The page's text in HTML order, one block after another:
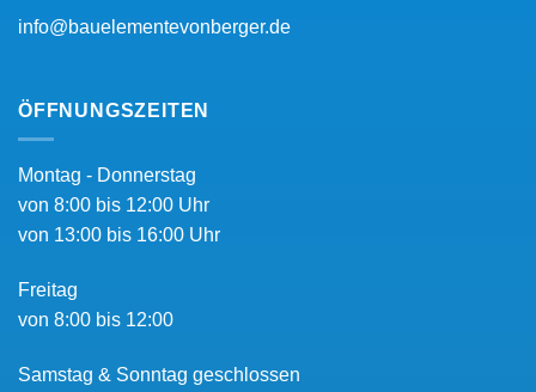
info@bauelementevonberger.de
ÖFFNUNGSZEITEN
Montag - Donnerstag
von 8:00 bis 12:00 Uhr
von 13:00 bis 16:00 Uhr
Freitag
von 8:00 bis 12:00
Samstag & Sonntag geschlossen